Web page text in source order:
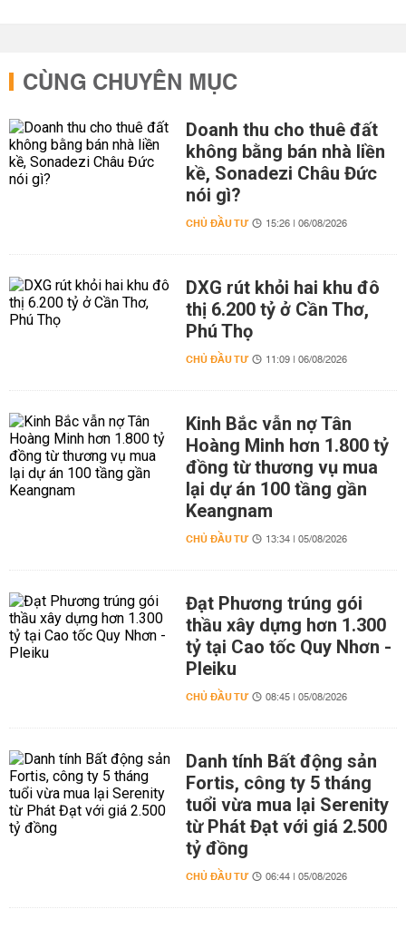
CÙNG CHUYÊN MỤC
Doanh thu cho thuê đất
không bằng bán nhà liền
kề, Sonadezi Châu Đức
nói gì?
CHỦ ĐẦU TƯ 15:26 | 06/08/2026
DXG rút khỏi hai khu đô
thị 6.200 tỷ ở Cần Thơ,
Phú Thọ
CHỦ ĐẦU TƯ 11:09 | 06/08/2026
Kinh Bắc vẫn nợ Tân
Hoàng Minh hơn 1.800 tỷ
đồng từ thương vụ mua
lại dự án 100 tầng gần
Keangnam
CHỦ ĐẦU TƯ 13:34 | 05/08/2026
Đạt Phương trúng gói
thầu xây dựng hơn 1.300
tỷ tại Cao tốc Quy Nhơn -
Pleiku
CHỦ ĐẦU TƯ 08:45 | 05/08/2026
Danh tính Bất động sản
Fortis, công ty 5 tháng
tuổi vừa mua lại Serenity
từ Phát Đạt với giá 2.500
tỷ đồng
CHỦ ĐẦU TƯ 06:44 | 05/08/2026